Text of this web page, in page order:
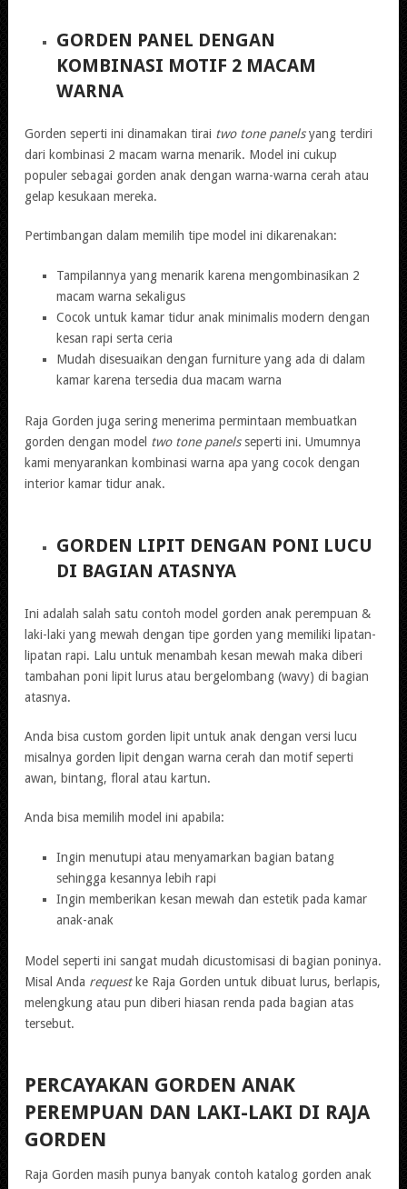
GORDEN PANEL DENGAN
KOMBINASI MOTIF 2 MACAM
WARNA
Gorden seperti ini dinamakan tirai two tone panelsyang terdiri
dari kombinasi 2 macam warna menarik. Model ini cukup
populer sebagai gorden anak dengan warna-warna cerah atau
gelap kesukaan mereka.
Pertimbangan dalam memilih tipe model ini dikarenakan:
Tampilannya yang menarik karena mengombinasikan 2
macam warna sekaligus
Cocok untuk kamar tidur anak minimalis modern dengan
kesan rapi serta ceria
Mudah disesuaikan dengan furniture yang ada di dalam
kamar karena tersedia dua macam warna
Raja Gorden juga sering menerima permintaan membuatkan
gorden dengan model two tone panelsseperti ini. Umumnya
kami menyarankan kombinasi warna apa yang cocok dengan
interior kamar tidur anak.
GORDEN LIPIT DENGAN PONI LUCU
DI BAGIAN ATASNYA
Ini adalah salah satu contoh model gorden anak perempuan &
laki-laki yang mewah dengan tipe gorden yang memiliki lipatan-
lipatan rapi. Lalu untuk menambah kesan mewah maka diberi
tambahan poni lipit lurus atau bergelombang (wavy) di bagian
atasnya.
Anda bisa custom gorden lipit untuk anak dengan versi lucu
misalnya gorden lipit dengan warna cerah dan motif seperti
awan, bintang, floral atau kartun.
Anda bisa memilih model ini apabila:
Ingin menutupi atau menyamarkan bagian batang
sehingga kesannya lebih rapi
Ingin memberikan kesan mewah dan estetik pada kamar
anak-anak
Model seperti ini sangat mudah dicustomisasi di bagian poninya.
Misal Anda requestke Raja Gorden untuk dibuat lurus, berlapis,
melengkung atau pun diberi hiasan renda pada bagian atas
tersebut.
PERCAYAKAN GORDEN ANAK
PEREMPUAN DAN LAKI-LAKI DI RAJA
GORDEN
Raja Gorden masih punya banyak contoh katalog gorden anak